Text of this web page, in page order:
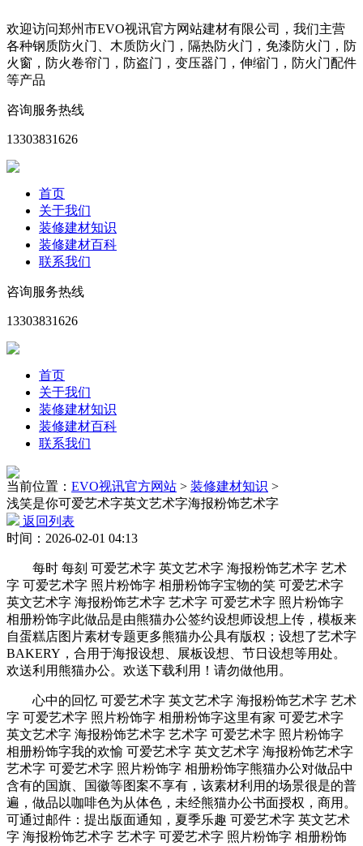
欢迎访问郑州市EVO视讯官方网站建材有限公司，我们主营
各种钢质防火门、木质防火门，隔热防火门，免漆防火门，防
火窗，防火卷帘门，防盗门，变压器门，伸缩门，防火门配件
等产品
咨询服务热线
13303831626
首页
关于我们
装修建材知识
装修建材百科
联系我们
咨询服务热线
13303831626
首页
关于我们
装修建材知识
装修建材百科
联系我们
当前位置： EVO视讯官方网站 > 装修建材知识 >
浅笑是你可爱艺术字英文艺术字海报粉饰艺术字
返回列表
时间：2026-02-01 04:13
每时 每刻 可爱艺术字 英文艺术字 海报粉饰艺术字 艺术
字 可爱艺术字 照片粉饰字 相册粉饰字宝物的笑 可爱艺术字
英文艺术字 海报粉饰艺术字 艺术字 可爱艺术字 照片粉饰字
相册粉饰字此做品是由熊猫办公签约设想师设想上传，模板来
自蛋糕店图片素材专题更多熊猫办公具有版权；设想了艺术字
BAKERY，合用于海报设想、展板设想、节日设想等用处。
欢送利用熊猫办公。欢送下载利用！请勿做他用。
心中的回忆 可爱艺术字 英文艺术字 海报粉饰艺术字 艺术
字 可爱艺术字 照片粉饰字 相册粉饰字这里有家 可爱艺术字
英文艺术字 海报粉饰艺术字 艺术字 可爱艺术字 照片粉饰字
相册粉饰字我的欢愉 可爱艺术字 英文艺术字 海报粉饰艺术字
艺术字 可爱艺术字 照片粉饰字 相册粉饰字熊猫办公对做品中
含有的国旗、国徽等图案不享有，该素材利用的场景很是的普
遍，做品以咖啡色为从体色，未经熊猫办公书面授权，商用。
可通过邮件：提出版面通知，夏季乐趣 可爱艺术字 英文艺术
字 海报粉饰艺术字 艺术字 可爱艺术字 照片粉饰字 相册粉饰